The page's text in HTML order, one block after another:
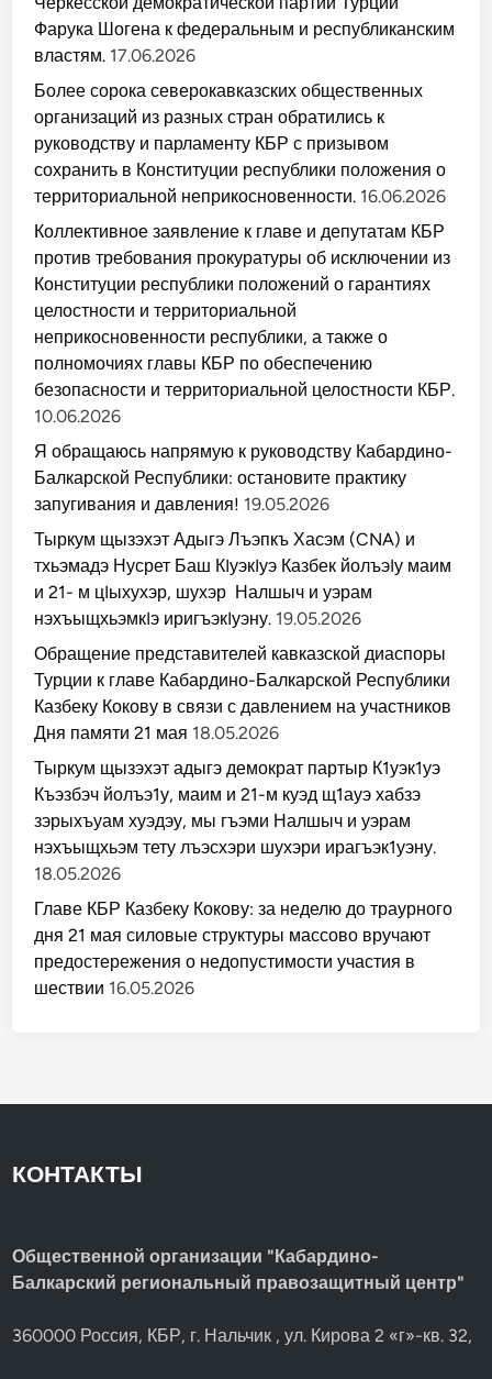
Фарука Шогена к федеральным и республиканским
властям. 17.06.2026
Более сорока северокавказских общественных
организаций из разных стран обратились к
руководству и парламенту КБР с призывом
сохранить в Конституции республики положения о
территориальной неприкосновенности. 16.06.2026
Коллективное заявление к главе и депутатам КБР
против требования прокуратуры об исключении из
Конституции республики положений о гарантиях
целостности и территориальной
неприкосновенности республики, а также о
полномочиях главы КБР по обеспечению
безопасности и территориальной целостности КБР.
10.06.2026
Я обращаюсь напрямую к руководству Кабардино-
Балкарской Республики: остановите практику
запугивания и давления! 19.05.2026
Тыркум щызэхэт Адыгэ Лъэпкъ Хасэм (CNA) и
тхьэмадэ Нусрет Баш КIуэкIуэ Казбек йолъэIу маим
и 21- м цIыхухэр, шухэр Налшыч и уэрам
нэхъыщхьэмкIэ иригъэкIуэну. 19.05.2026
Обращение представителей кавказской диаспоры
Турции к главе Кабардино-Балкарской Республики
Казбеку Кокову в связи с давлением на участников
Дня памяти 21 мая 18.05.2026
Тыркум щызэхэт адыгэ демократ партыр К1уэк1уэ
Къэзбэч йолъэ1у, маим и 21-м куэд щ1ауэ хабзэ
зэрыхъуам хуэдэу, мы гъэми Налшыч и уэрам
нэхъыщхьэм тету лъэсхэри шухэри ирагъэк1уэну.
18.05.2026
Главе КБР Казбеку Кокову: за неделю до траурного
дня 21 мая силовые структуры массово вручают
предостережения о недопустимости участия в
шествии 16.05.2026
КОНТАКТЫ
Общественной организации "Кабардино-
Балкарский региональный правозащитный центр"
360000 Россия, КБР, г. Нальчик , ул. Кирова 2 «г»-кв. 32,